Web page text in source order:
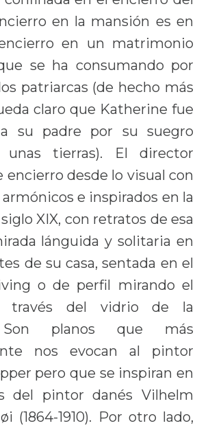
en la mansión es en
en un matrimonio
se ha consumando por
patriarcas (de hecho más
claro que Katherine fue
su padre por su suegro
tierras). El director
encierro desde lo visual con
e inspirados en la
XIX, con retratos de esa
lánguida y solitaria en
de su casa, sentada en el
o de perfil mirando el
través del vidrio de la
Son planos que más
nos evocan al pintor
pero que se inspiran en
del pintor danés Vilhelm
(1864-1910). Por otro lado,